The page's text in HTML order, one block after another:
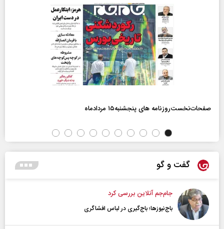
صفحات‌نخست‌روزنامه ها‌ی پنجشنبه‌۱۵ مردادماه
گفت و گو
جام‌جم آنلاین بررسی کرد
باج‌نیوزها؛ باج‌گیری در لباس افشاگری